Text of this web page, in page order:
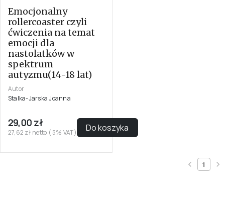
Emocjonalny
rollercoaster czyli
ćwiczenia na temat
emocji dla
nastolatków w
spektrum
autyzmu(14-18 lat)
Autor
Stalka-Jarska Joanna
29,00 zł
27,62 zł netto ( 5% VAT) Do koszyka
1